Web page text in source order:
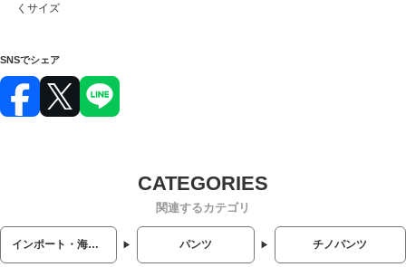
くサイズ
SNSでシェア
関連するカテゴリ
インポート・海外人気ブランド パンツ チノパンツ